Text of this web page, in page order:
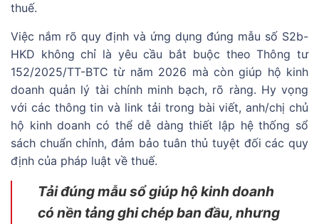
thuế.
Việc nắm rõ quy định và ứng dụng đúng mẫu số S2b-
HKD không chỉ là yêu cầu bắt buộc theo Thông tư
152/2025/TT-BTC từ năm 2026 mà còn giúp hộ kinh
doanh quản lý tài chính minh bạch, rõ ràng. Hy vọng
với các thông tin và link tải trong bài viết, anh/chị chủ
hộ kinh doanh có thể dễ dàng thiết lập hệ thống sổ
sách chuẩn chỉnh, đảm bảo tuân thủ tuyệt đối các quy
định của pháp luật về thuế.
Tải đúng mẫu sổ giúp hộ kinh doanh
có nền tảng ghi chép ban đầu, nhưng